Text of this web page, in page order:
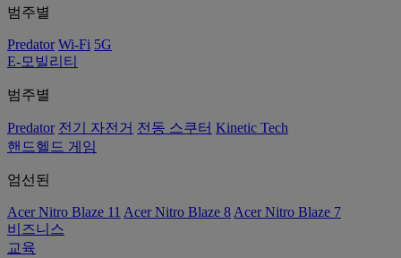
범주별
Predator Wi-Fi 5G
E-모빌리티
범주별
Predator 전기 자전거 전동 스쿠터 Kinetic Tech
핸드헬드 게임
엄선된
Acer Nitro Blaze 11 Acer Nitro Blaze 8 Acer Nitro Blaze 7
비즈니스
교육